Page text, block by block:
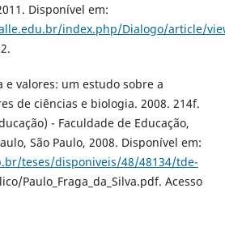
Disponível em:
index.php/Dialogo/article/
e valores: um estudo sobre a
de ciências e biologia. 2008. 214f.
- Faculdade de Educação,
São Paulo, 2008. Disponível em:
teses/disponiveis/48/48134/tde-
Paulo_Fraga_da_Silva.pdf. Acesso